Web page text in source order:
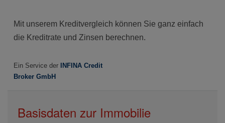
Basisdaten zur Immobilie